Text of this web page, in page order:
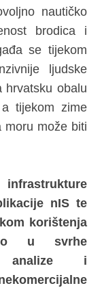
nautičko
brodica i
se tijekom
ljudske
hrvatsku obalu
tijekom zime
moru može biti
nIS te
korištenja
u svrhe
analize i